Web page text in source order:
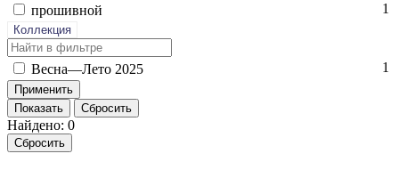
про­шив­ной 1
Коллекция
Вес­на—Ле­то 2025 1
Показать Сбросить
Найдено: 0
Сбросить